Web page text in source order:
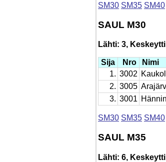
SM30 SM35 SM40
SAUL M30
Lähti: 3,
Sija Nro Nimi
1. 3002
2. 3005
3. 3001
SM30 SM35 SM40
SAUL M35
Lähti: 6,